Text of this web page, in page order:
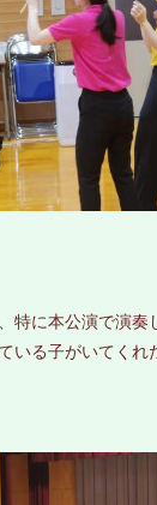
特に本公演で演奏
いる子がいてくれ